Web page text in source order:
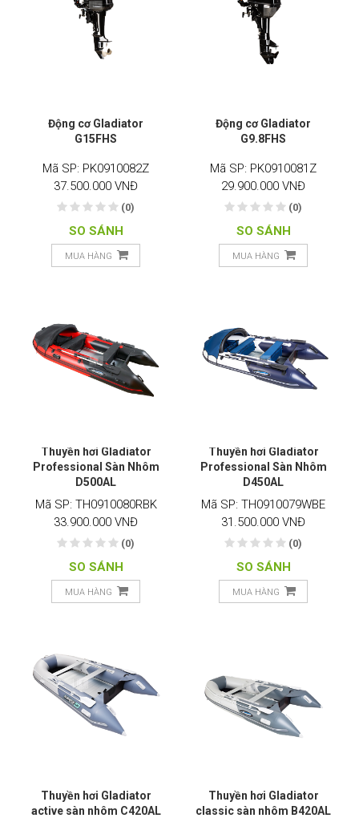
Động cơ Gladiator
G15FHS
Mã SP: PK0910082Z
37.500.000 VNĐ
(0)
SO SÁNH
MUA HÀNG
Động cơ Gladiator
G9.8FHS
Mã SP: PK0910081Z
29.900.000 VNĐ
(0)
SO SÁNH
MUA HÀNG
Thuyền hơi Gladiator
Professional Sàn Nhôm
D500AL
Mã SP: TH0910080RBK
33.900.000 VNĐ
(0)
SO SÁNH
MUA HÀNG
Thuyền hơi Gladiator
Professional Sàn Nhôm
D450AL
Mã SP: TH0910079WBE
31.500.000 VNĐ
(0)
SO SÁNH
MUA HÀNG
Thuyền hơi Gladiator
active sàn nhôm C420AL
Thuyền hơi Gladiator
classic sàn nhôm B420AL